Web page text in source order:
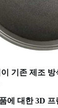
기존 제조
에 대한 3D 프